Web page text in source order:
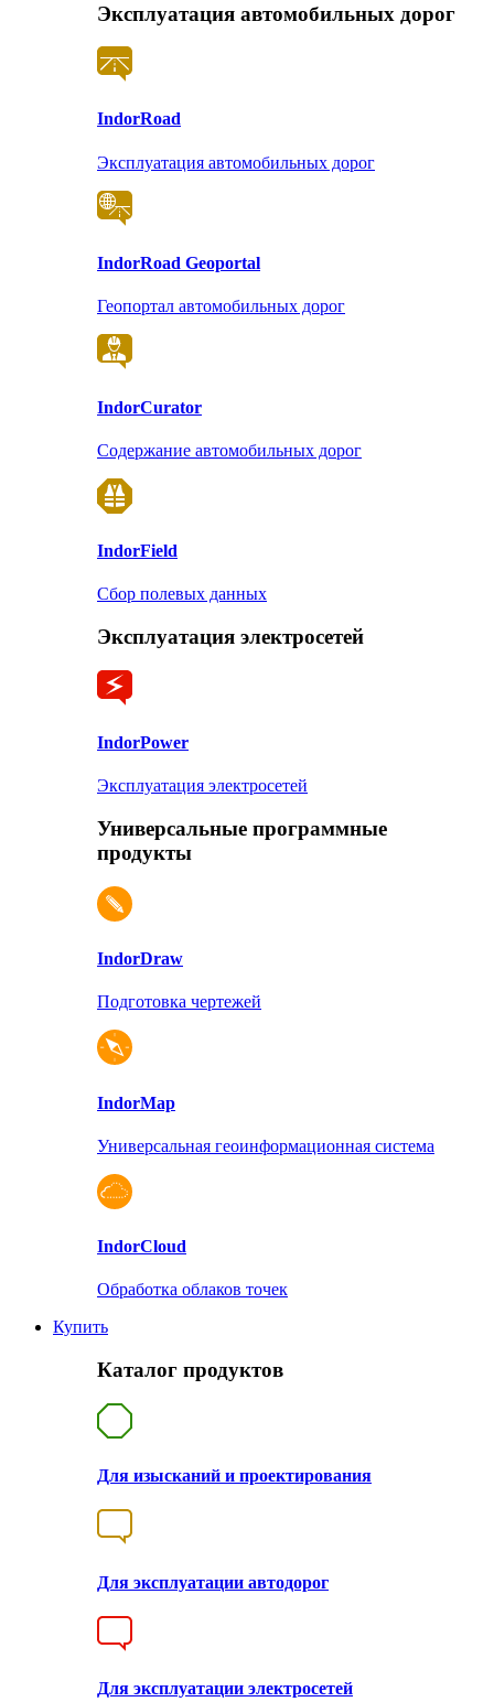
Эксплуатация автомобильных дорог
IndorRoad
Эксплуатация автомобильных дорог
IndorRoad Geoportal
Геопортал автомобильных дорог
IndorCurator
Содержание автомобильных дорог
IndorField
Сбор полевых данных
Эксплуатация электросетей
IndorPower
Эксплуатация электросетей
Универсальные программные
продукты
IndorDraw
Подготовка чертежей
IndorMap
Универсальная геоинформационная система
IndorCloud
Обработка облаков точек
Купить
Каталог продуктов
Для изысканий и проектирования
Для эксплуатации автодорог
Для эксплуатации электросетей